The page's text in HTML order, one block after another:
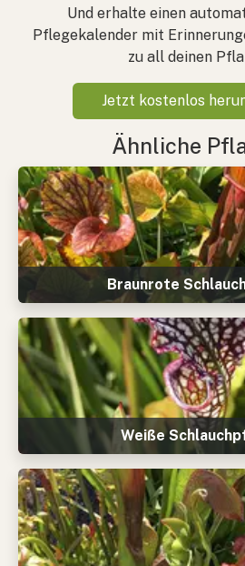
Und erhalte einen
Pflegekalender mit
zu all deinen
Jetzt kostenlos
Ähnliche
Braunrote
Weiße